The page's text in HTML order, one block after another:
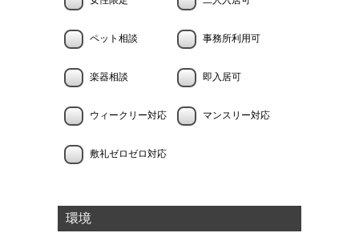
ペット相談 事務所利用可
楽器相談 即入居可
ウィークリー対応 マンスリー対応
敷礼ゼロゼロ対応
環境